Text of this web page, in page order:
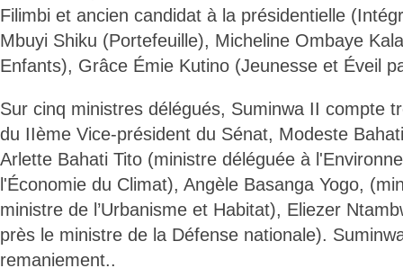
Filimbi et ancien candidat à la présidentielle
Mbuyi Shiku (Portefeuille), Micheline Ombaye
Enfants), Grâce Émie Kutino (Jeunesse et Éveil
Sur cinq ministres délégués, Suminwa II compte
du IIème Vice-président du Sénat, Modeste
Arlette Bahati Tito (ministre déléguée à
l'Économie du Climat), Angèle Basanga Yogo,
ministre de l’Urbanisme et Habitat), Eliezer
près le ministre de la Défense nationale).
remaniement..